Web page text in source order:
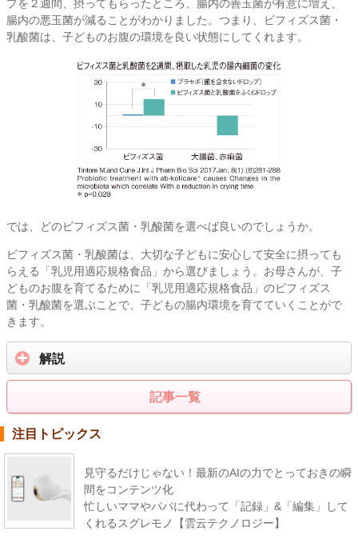
プを２週間、摂ってもらったところ、腸内の善玉菌が有意に増え、
腸内の悪玉菌が減ることがわかりました。つまり、ビフィズス菌・
乳酸菌は、子どものお腹の環境を良い状態にしてくれます。
では、どのビフィズス菌・乳酸菌を選べば良いのでしょうか。
ビフィズス菌・乳酸菌は、大切な子どもに安心して安全に摂っても
らえる「乳児用適応規格食品」から選びましょう。お母さんが、子
どものお腹を育てるために「乳児用適応規格食品」のビフィズス
菌・乳酸菌を選ぶことで、子どもの腸内環境を育てていくことがで
きます。
解説
記事一覧
注目トピックス
見守るだけじゃない！最新のAIの力でとっておきの瞬
間をコンテンツ化
忙しいママやパパに代わって「記録」&「編集」して
くれるスグレモノ【雲云テクノロジー】